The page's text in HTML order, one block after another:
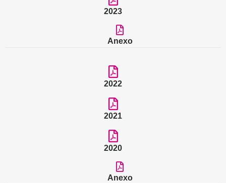
2023
Anexo
2022
2021
2020
Anexo